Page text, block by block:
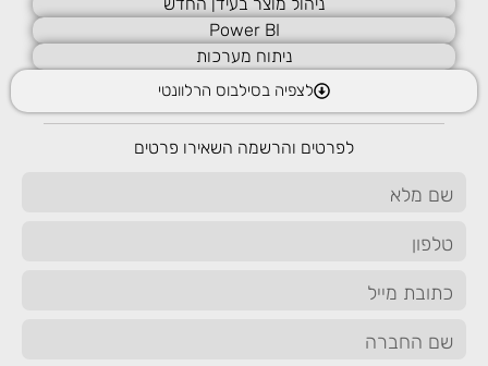
2
Risk Management
3
Power BI
ניתוח מערכות
לצפיה בסילבוס הרלוונטי
לפרטים והרשמה השאירו פרטים